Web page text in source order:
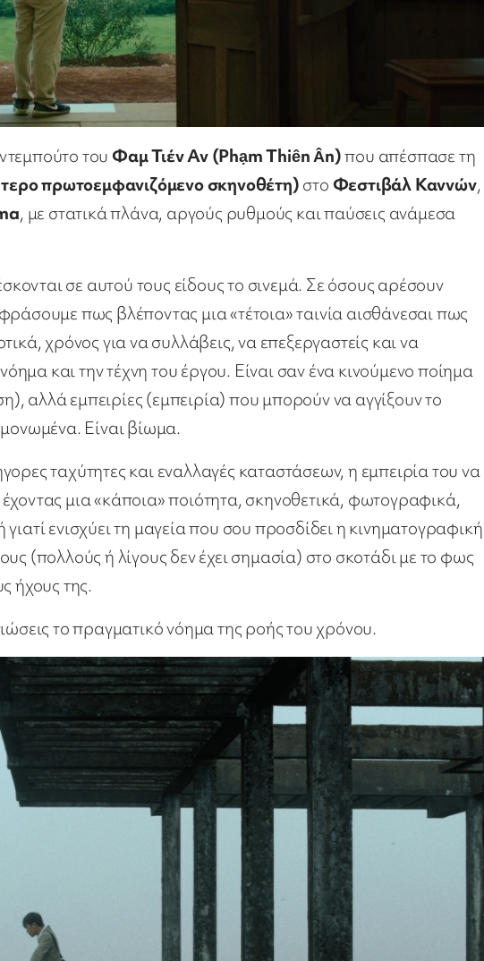
του Φαμ Τιέν Αν (Phạm Thiên Ân)που απέσπασε τη
πρωτοεμφανιζόμενο σκηνοθέτη)στο Φεστιβάλ Καννών,
, με στατικά πλάνα, αργούς ρυθμούς και παύσεις ανάμεσα
σε αυτού τους είδους το σινεμά. Σε όσους αρέσουν
πως βλέποντας μια «τέτοια» ταινία αισθάνεσαι πως
χρόνος για να συλλάβεις, να επεξεργαστείς και να
και την τέχνη του έργου. Είναι σαν ένα κινούμενο ποίημα
αλλά εμπειρίες (εμπειρία) που μπορούν να αγγίξουν το
Είναι βίωμα.
ταχύτητες και εναλλαγές καταστάσεων, η εμπειρία του να
μια «κάποια» ποιότητα, σκηνοθετικά, φωτογραφικά,
ενισχύει τη μαγεία που σου προσδίδει η κινηματογραφική
(πολλούς ή λίγους δεν έχει σημασία) στο σκοτάδι με το φως
ήχους της.
το πραγματικό νόημα της ροής του χρόνου.